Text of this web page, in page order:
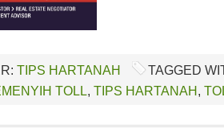
TIPS HARTANAH
TAGGED
TOLL, TIPS HARTANAH,